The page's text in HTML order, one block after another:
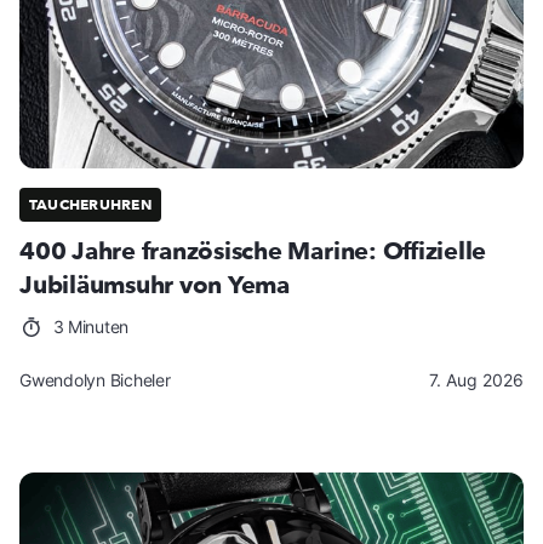
TAUCHERUHREN
400 Jahre französische Marine: Offizielle
Jubiläumsuhr von Yema
3 Minuten
Gwendolyn Bicheler 7. Aug 2026